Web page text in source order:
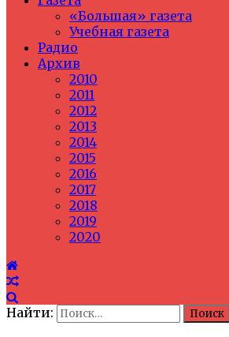
«Большая» газета
Учебная газета
Радио
Архив
2010
2011
2012
2013
2014
2015
2016
2017
2018
2019
2020
Найти: